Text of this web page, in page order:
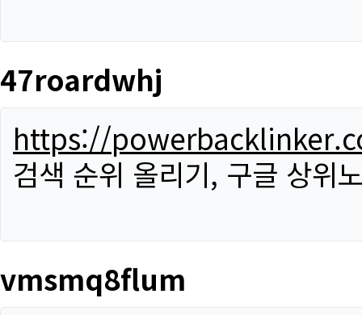
47roardwhj
https://
검색 순위 올리기, 구글 상위
vmsmq8flum